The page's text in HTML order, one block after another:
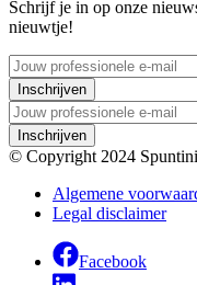
Schrijf je in op onze
nieuwtje!
Inschrijven
Inschrijven
© Copyright 2024
Algemene
Legal disclaimer
Facebook